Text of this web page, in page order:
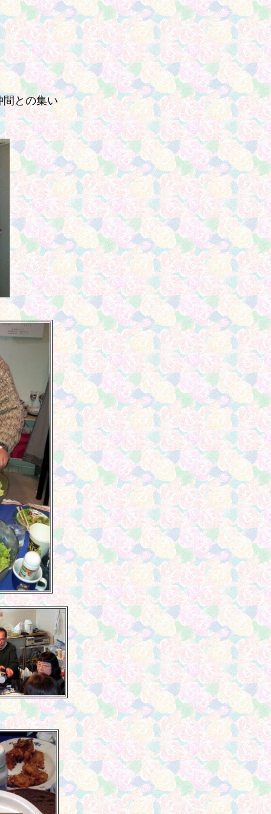
間との集い